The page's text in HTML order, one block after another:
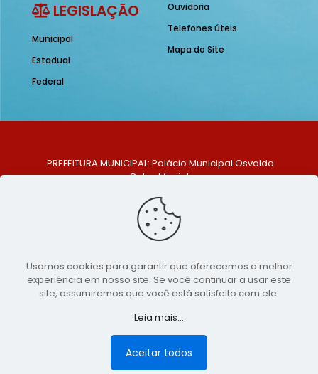
LEGISLAÇÃO
Municipal
Estadual
Federal
Ouvidoria
Telefones úteis
Mapa do Site
PREFEITURA MUNICIPAL: Palácio Municipal Osvaldo
Celso Maciel
Centro, São Bento do Una - PE. CEP: 553370-128
TELEFONE: (81) 99548-1569
E-MAIL: ouvidoria@saobentodouna.pe.gov.br
Copyright 2021-2026 - Assessoria de Comunicação da
Prefeitura de São Bento do Una - PE
publicidadeLumusWeb - Agência Digital
Usamos cookies para garantir que oferecemos a melhor
experiência em nosso site. Se você continuar a usar este
site, assumiremos que você está satisfeito com ele.
Leia mais...
Aceitar todos